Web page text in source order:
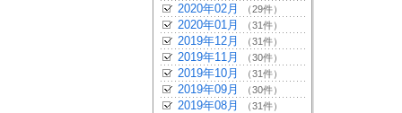
2020年02月 （29件）
2020年01月 （31件）
2019年12月 （31件）
2019年11月 （30件）
2019年10月 （31件）
2019年09月 （30件）
2019年08月 （31件）